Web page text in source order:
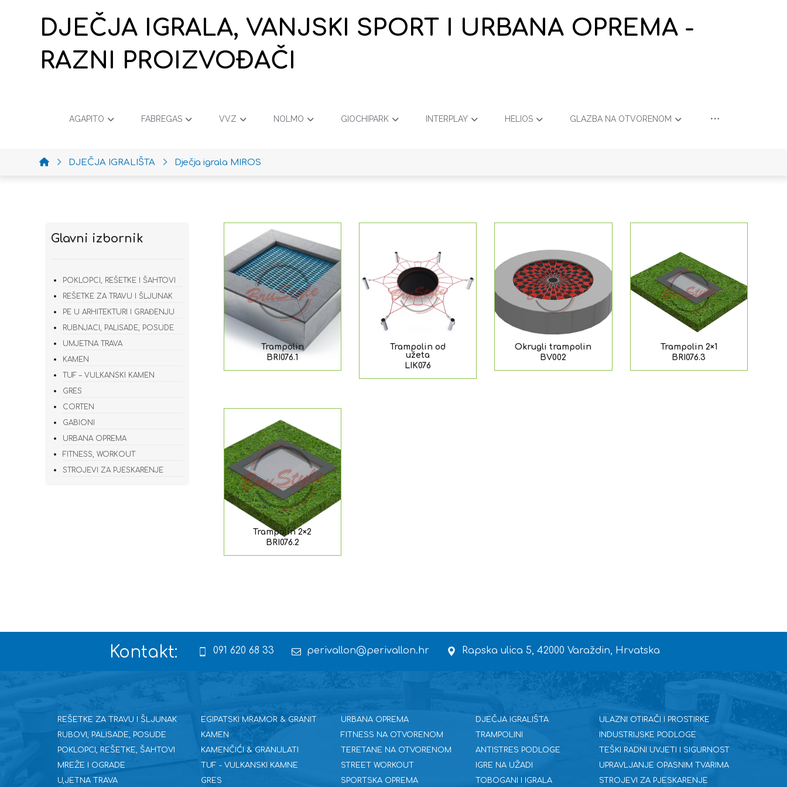
DJEČJA IGRALA, VANJSKI SPORT I URBANA OPREMA -
RAZNI PROIZVOĐAČI
AGAPITO FABREGAS VVZ NOLMO GIOCHIPARK INTERPLAY HELIOS GLAZBA NA OTVORENOM
DJEČJA IGRALIŠTA Dječja igrala MIROS
Trampolin
BRI076.1
Trampolin od
užeta
LIK076
Okrugli trampolin
BV002
Trampolin 2×1
BRI076.3
Trampolin 2×2
BRI076.2
Glavni izbornik
POKLOPCI, REŠETKE I ŠAHTOVI
REŠETKE ZA TRAVU I ŠLJUNAK
PE U ARHITEKTURI I GRAĐENJU
RUBNJACI, PALISADE, POSUDE
UMJETNA TRAVA
KAMEN
TUF – VULKANSKI KAMEN
GRES
CORTEN
GABIONI
URBANA OPREMA
FITNESS, WORKOUT
STROJEVI ZA PJESKARENJE
Kontakt: 091 620 68 33 perivallon@perivallon.hr Rapska ulica 5, 42000 Varaždin, Hrvatska
REŠETKE ZA TRAVU I ŠLJUNAK
RUBOVI, PALISADE, POSUDE
POKLOPCI, REŠETKE, ŠAHTOVI
MREŽE I OGRADE
U,JETNA TRAVA
EGIPATSKI MRAMOR & GRANIT
KAMEN
KAMENČIĆI & GRANULATI
TUF - VULKANSKI KAMNE
GRES
URBANA OPREMA
FITNESS NA OTVORENOM
TERETANE NA OTVORENOM
STREET WORKOUT
SPORTSKA OPREMA
DJEČJA IGRALIŠTA
TRAMPOLINI
ANTISTRES PODLOGE
IGRE NA UŽADI
TOBOGANI I IGRALA
ULAZNI OTIRAČI I PROSTIRKE
INDUSTRIJSKE PODLOGE
TEŠKI RADNI UVJETI I SIGURNOST
UPRAVLJANJE OPASNIM TVARIMA
STROJEVI ZA PJESKARENJE